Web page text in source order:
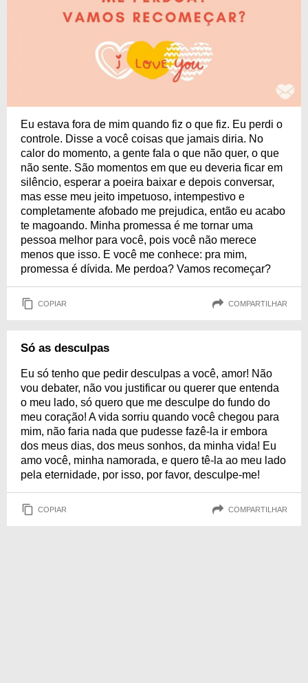
Eu estava fora de mim quando fiz o que fiz. Eu perdi o
controle. Disse a você coisas que jamais diria. No
calor do momento, a gente fala o que não quer, o que
não sente. São momentos em que eu deveria ficar em
silêncio, esperar a poeira baixar e depois conversar,
mas esse meu jeito impetuoso, intempestivo e
completamente afobado me prejudica, então eu acabo
te magoando. Minha promessa é me tornar uma
pessoa melhor para você, pois você não merece
menos que isso. E você me conhece: pra mim,
promessa é dívida. Me perdoa? Vamos recomeçar?
COPIAR COMPARTILHAR
Só as desculpas
Eu só tenho que pedir desculpas a você, amor! Não
vou debater, não vou justificar ou querer que entenda
o meu lado, só quero que me desculpe do fundo do
meu coração! A vida sorriu quando você chegou para
mim, não faria nada que pudesse fazê-la ir embora
dos meus dias, dos meus sonhos, da minha vida! Eu
amo você, minha namorada, e quero tê-la ao meu lado
pela eternidade, por isso, por favor, desculpe-me!
COPIAR COMPARTILHAR